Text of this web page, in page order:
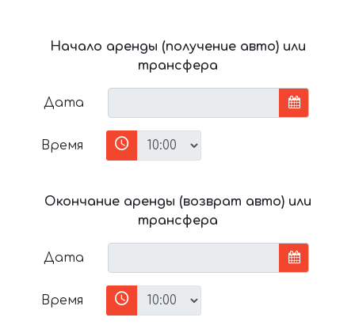
Начало аренды (получение авто) или
трансфера
Дата
Время
Окончание аренды (возврат авто) или
трансфера
Дата
Время